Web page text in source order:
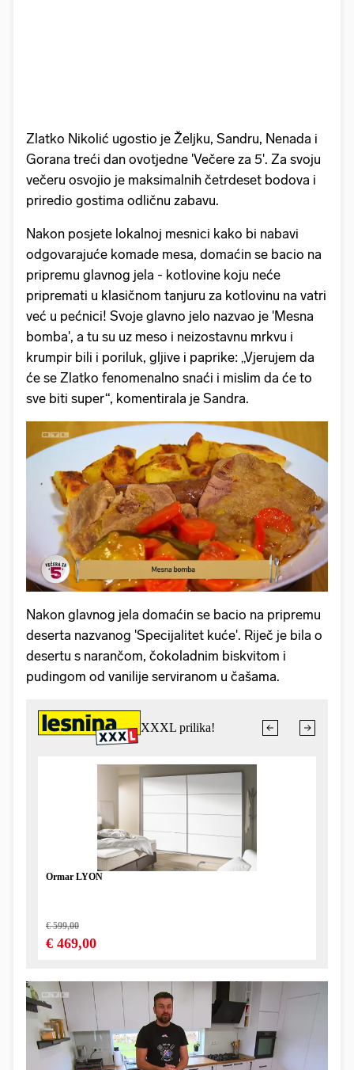
Zlatko Nikolić ugostio je Željku, Sandru, Nenada i
Gorana treći dan ovotjedne 'Večere za 5'. Za svoju
večeru osvojio je maksimalnih četrdeset bodova i
priredio gostima odličnu zabavu.
Nakon posjete lokalnoj mesnici kako bi nabavi
odgovarajuće komade mesa, domaćin se bacio na
pripremu glavnog jela - kotlovine koju neće
pripremati u klasičnom tanjuru za kotlovinu na vatri
već u pećnici! Svoje glavno jelo nazvao je 'Mesna
bomba', a tu su uz meso i neizostavnu mrkvu i
krumpir bili i poriluk, gljive i paprike: „Vjerujem da
će se Zlatko fenomenalno snaći i mislim da će to
sve biti super“, komentirala je Sandra.
Nakon glavnog jela domaćin se bacio na pripremu
deserta nazvanog 'Specijalitet kuće'. Riječ je bila o
desertu s narančom, čokoladnim biskvitom i
pudingom od vanilije serviranom u čašama.